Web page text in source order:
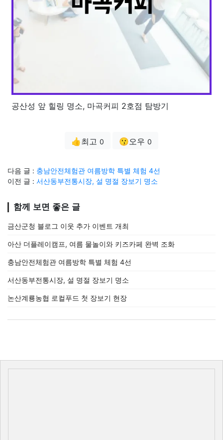
공산성 앞 힐링 명소, 마곡커피 2호점 탐방기
👍최고 0 😗오우 0
다음 글 : 충남안전체험관 여름방학 특별 체험 4선
이전 글 : 서산동부전통시장, 설 명절 장보기 명소
함께 보면 좋은 글
금산군청 블로그 이웃 추가 이벤트 개최
아산 더플레이캠프, 여름 물놀이와 키즈카페 완벽 조화
충남안전체험관 여름방학 특별 체험 4선
서산동부전통시장, 설 명절 장보기 명소
논산계룡농협 로컬푸드 첫 장보기 현장